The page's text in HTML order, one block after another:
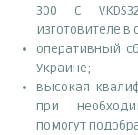
300 C
изготовителе
оперативный
Украине;
высокая
при
помогут